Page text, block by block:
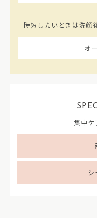
時短したいときは洗顔
オ
集中ケ
シ